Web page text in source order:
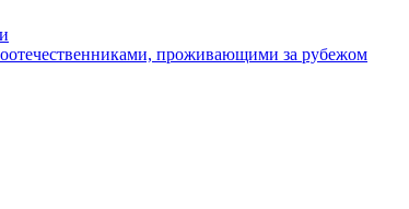
проживающими за рубежом